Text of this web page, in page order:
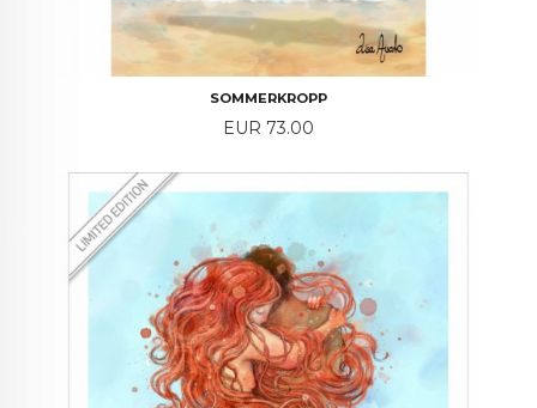
SOMMERKROPP
Price
EUR 73.00